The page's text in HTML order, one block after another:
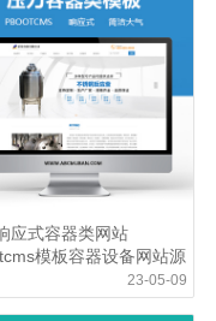
应式容器类网站
模板容器设备网站源
23-05-09